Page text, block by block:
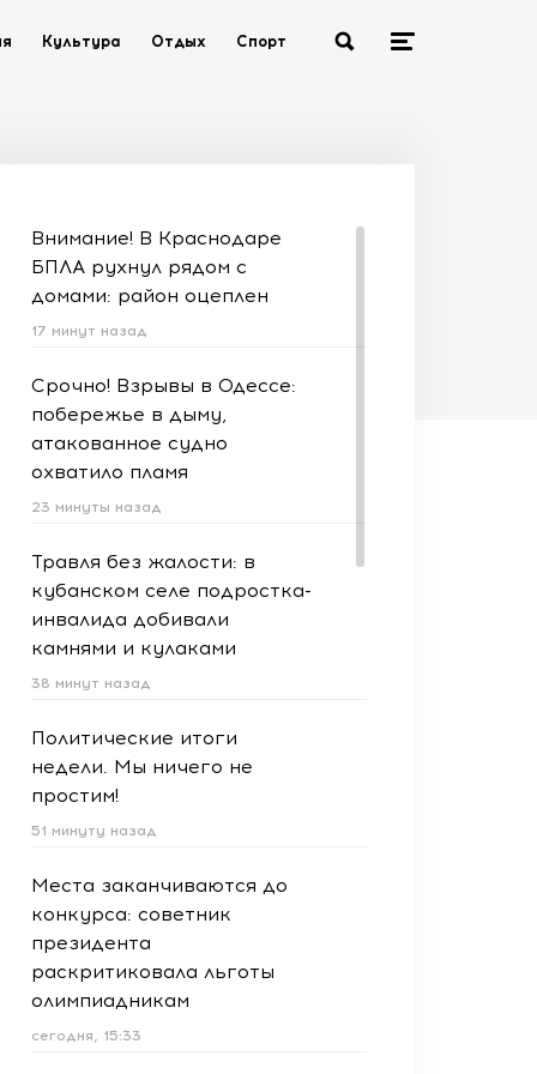
Культура Отдых Спорт
Внимание! В Краснодаре
БПЛА рухнул рядом с
домами: район оцеплен
17 минут назад
Срочно! Взрывы в Одессе:
побережье в дыму,
атакованное судно
охватило пламя
23 минуты назад
Травля без жалости: в
кубанском селе подростка-
инвалида добивали
камнями и кулаками
38 минут назад
Политические итоги
недели. Мы ничего не
простим!
51 минуту назад
Места заканчиваются до
конкурса: советник
президента
раскритиковала льготы
олимпиадникам
сегодня, 15:33